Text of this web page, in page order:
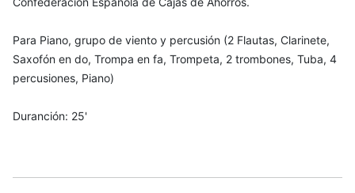
Para Piano, grupo de viento y percusión (2 Flautas, Clarinete,
Saxofón en do, Trompa en fa, Trompeta, 2 trombones, Tuba, 4
percusiones, Piano)
Duranción: 25'